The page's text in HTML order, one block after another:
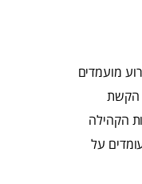
מועמדים
הקשת
הקהילה
על